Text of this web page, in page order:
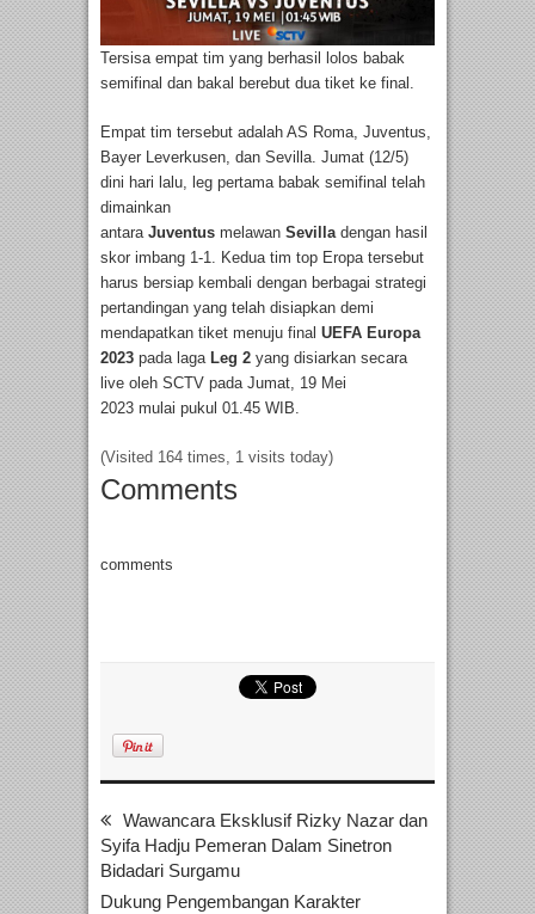
Tersisa empat tim yang berhasil lolos babak
semifinal dan bakal berebut dua tiket ke final.
Empat tim tersebut adalah AS Roma, Juventus,
Bayer Leverkusen, dan Sevilla. Jumat (12/5)
dini hari lalu, leg pertama babak semifinal telah
dimainkan
antara Juventus melawan Sevilladengan hasil
skor imbang 1-1. Kedua tim top Eropa tersebut
harus bersiap kembali dengan berbagai strategi
pertandingan yang telah disiapkan demi
mendapatkan tiket menuju final UEFA Europa
2023 pada laga Leg 2 yang disiarkan secara
live oleh SCTV pada Jumat, 19 Mei
2023 mulai pukul 01.45 WIB.
(Visited 164 times, 1 visits today)
Comments
comments
Wawancara Eksklusif Rizky Nazar dan
Syifa Hadju Pemeran Dalam Sinetron
Bidadari Surgamu
Dukung Pengembangan Karakter